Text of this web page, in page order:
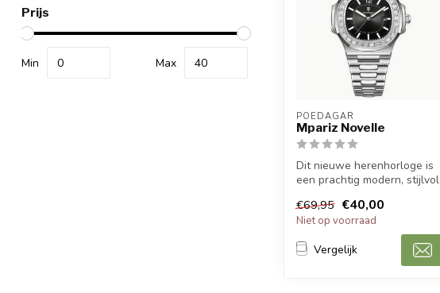
Prijs
Min Max
POEDAGAR
Mpariz Novelle
Dit nieuwe herenhorloge is
een prachtig modern, stijlvol
€69,95 €40,00
Niet op voorraad
Vergelijk